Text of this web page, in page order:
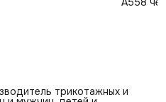
трикотажных и